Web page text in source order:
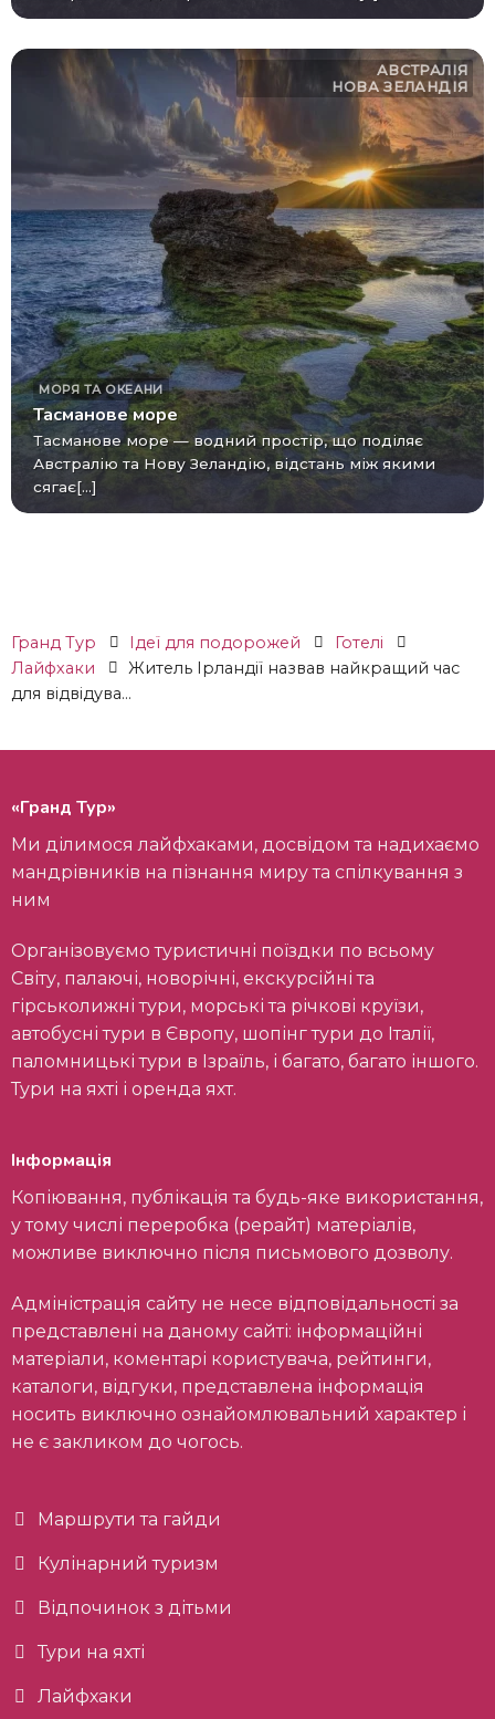
АВСТРАЛІЯ
НОВА ЗЕЛАНДІЯ
МОРЯ ТА ОКЕАНИ
Тасманове море
Тасманове море — водний простір, що поділяє
Австралію та Нову Зеландію, відстань між якими
сягає[...]
Гранд Тур Ідеї ​​для подорожей
Готелі
Лайфхаки
Житель Ірландії назвав найкращий час
для відвідува...
«Гранд Тур»
Ми ділимося лайфхаками, досвідом та надихаємо
мандрівників на пізнання миру та спілкування з
ним
Організовуємо туристичні поїздки по всьому
Світу, палаючі, новорічні, екскурсійні та
гірськолижні тури, морські та річкові круїзи,
автобусні тури в Європу, шопінг тури до Італії,
паломницькі тури в Ізраїль, і багато, багато іншого.
Тури на яхті і оренда яхт.
Інформація
Копіювання, публікація та будь-яке використання,
у тому числі переробка (рерайт) матеріалів,
можливе виключно після письмового дозволу.
Адміністрація сайту не несе відповідальності за
представлені на даному сайті: інформаційні
матеріали, коментарі користувача, рейтинги,
каталоги, відгуки, представлена інформація
носить виключно ознайомлювальний характер і
не є закликом до чогось.
Маршрути та гайди
Кулінарний туризм
Відпочинок з дітьми
Тури на яхті
Лайфхаки